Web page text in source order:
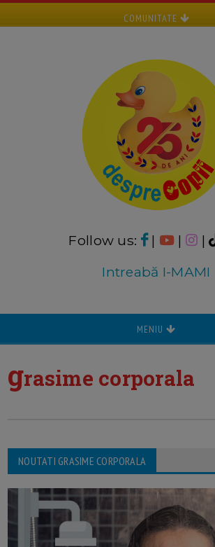
COMUNITATE
Follow us: | | |
Intreabă I-MAMI
MENIU
grasime corporala
NOUTATI GRASIME CORPORALA